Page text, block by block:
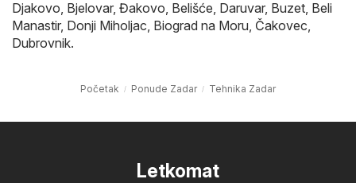
Djakovo Bjelovar, Đakovo Belišće Daruvar, Buzet Beli
Manastir, Donji Miholjac Biograd na Moru Čakovec
Dubrovnik.
Početak Ponude Zadar Tehnika Zadar
Letkomat